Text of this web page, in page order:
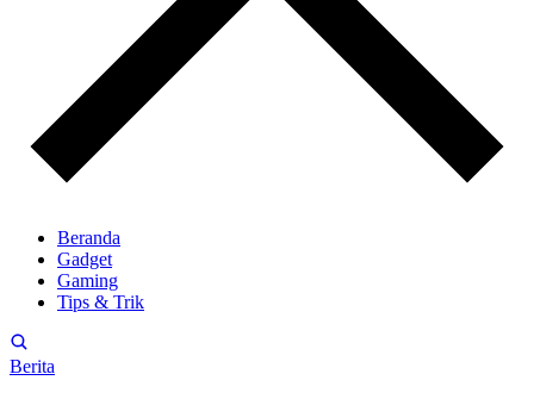
Beranda
Gadget
Gaming
Tips & Trik
Berita